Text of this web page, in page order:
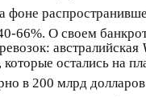
фоне
66%. О своем
австралийская
остались на
в 200 млрд